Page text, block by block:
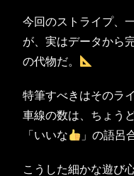
今回のストライプ、
が、実はデータから
の代物だ。
特筆すべきはそのラ
車線の数は、ちょう
「いいな
」の語呂
こうした細かな遊び